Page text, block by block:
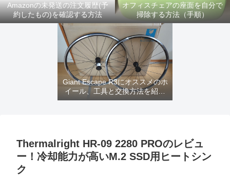
Amazonの未発送の注文履歴(予
約したもの)を確認する方法
オフィスチェアの座面を自分で
掃除する方法（手順）
Giant Escape R3にオススメのホ
イール、工具と交換方法を紹介
するよ
Thermalright HR-09 2280 PROのレビュ
ー！冷却能力が高いM.2 SSD用ヒートシン
ク